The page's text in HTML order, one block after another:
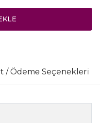
/ Ödeme Seçenekleri